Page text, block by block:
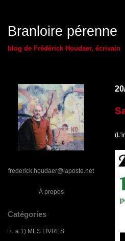
Branloire pérenne
blog de Frédérick Houdaer, écrivain
frederick.houdaer@laposte.net
À propos
Catégories
a.1) MES LIVRES